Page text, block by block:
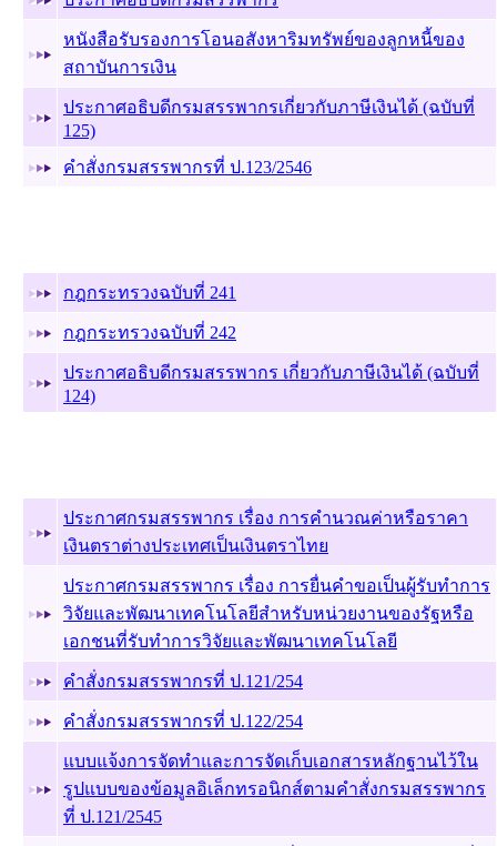
หนังสือรับรองการโอนอสังหาริมทรัพย์ของลูกหนี้ของ
สถาบันการเงิน
ประกาศอธิบดีกรมสรรพากรเกี่ยวกับภาษีเงินได้ (ฉบับที่
125)
คำสั่งกรมสรรพากรที่ ป.123/2546
กฎกระทรวงฉบับที่ 241
กฎกระทรวงฉบับที่ 242
ประกาศอธิบดีกรมสรรพากร เกี่ยวกับภาษีเงินได้ (ฉบับที่
124)
ประกาศกรมสรรพากร เรื่อง การคำนวณค่าหรือราคา
เงินตราต่างประเทศเป็นเงินตราไทย
ประกาศกรมสรรพากร เรื่อง การยื่นคำขอเป็นผู้รับทำการ
วิจัยและพัฒนาเทคโนโลยีสำหรับหน่วยงานของรัฐหรือ
เอกชนที่รับทำการวิจัยและพัฒนาเทคโนโลยี
คำสั่งกรมสรรพากรที่ ป.121/254
คำสั่งกรมสรรพากรที่ ป.122/254
แบบแจ้งการจัดทำและการจัดเก็บเอกสารหลักฐานไว้ใน
รูปแบบของข้อมูลอิเล็กทรอนิกส์ตามคำสั่งกรมสรรพากร
ที่ ป.121/2545